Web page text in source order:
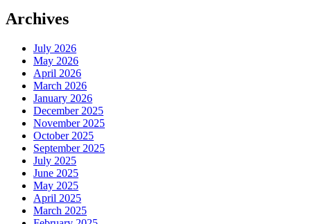
Archives
July 2026
May 2026
April 2026
March 2026
January 2026
December 2025
November 2025
October 2025
September 2025
July 2025
June 2025
May 2025
April 2025
March 2025